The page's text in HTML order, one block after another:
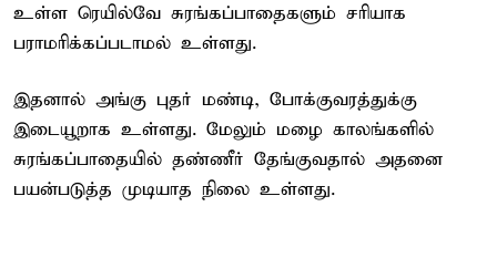
உள்ள ரெயில்வே சுரங்கப்பாதைகளும் சரியாக
பராமரிக்கப்படாமல் உள்ளது.
இதனால் அங்கு புதர் மண்டி, போக்குவரத்துக்கு
இடையூறாக உள்ளது. மேலும் மழை காலங்களில்
சுரங்கப்பாதையில் தண்ணீர் தேங்குவதால் அதனை
பயன்படுத்த முடியாத நிலை உள்ளது.